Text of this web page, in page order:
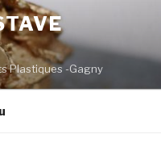
Plastiques -Gagny